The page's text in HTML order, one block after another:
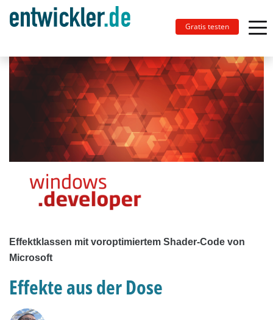
Gratis testen
Effektklassen mit voroptimiertem Shader-Code von
Microsoft
Effekte aus der Dose